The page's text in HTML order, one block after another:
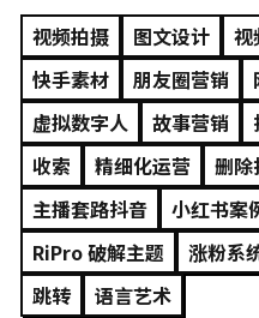
视频拍摄 图文设计
视
快手素材
朋友圈营销
虚拟数字人
故事营销
收索
精细化运营
删除
主播套路抖音
小红书案
RiPro 破解主题
涨粉系
跳转
语言艺术